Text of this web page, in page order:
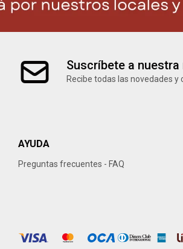
Suscríbete a
Recibe todas las novedades
AYUDA
Preguntas frecuentes - FAQ